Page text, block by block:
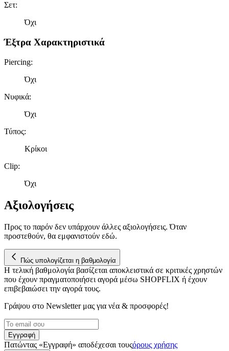
Σετ:
Όχι
Έξτρα Χαρακτηριστικά
Piercing:
Όχι
Νυφικά:
Όχι
Τύπος:
Κρίκοι
Clip:
Όχι
Αξιολογήσεις
Προς το παρόν δεν υπάρχουν άλλες αξιολογήσεις. Όταν
προστεθούν, θα εμφανιστούν εδώ.
Πώς υπολογίζεται η βαθμολογία
Η τελική βαθμολογία βασίζεται αποκλειστικά σε κριτικές χρηστών
που έχουν πραγματοποιήσει αγορά μέσω SHOPFLIX ή έχουν
επιβεβαιώσει την αγορά τους.
Γράψου στο Νewsletter μας για νέα & προσφορές!
Εγγραφή
Πατώντας «Εγγραφή» αποδέχεσαι τουςόρους χρήσης